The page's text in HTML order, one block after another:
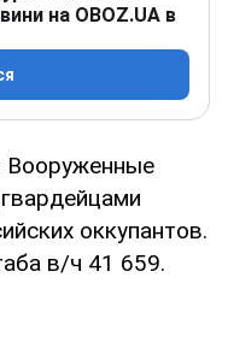
на OBOZ.UA в
Вооруженные
оккупантов.
в/ч 41 659.